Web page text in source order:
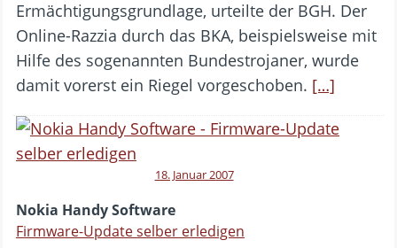
Ermächtigungsgrundlage, urteilte der BGH. Der
Online-Razzia durch das BKA, beispielsweise mit
Hilfe des sogenannten Bundestrojaner, wurde
damit vorerst ein Riegel vorgeschoben. […]
18. Januar 2007
Nokia Handy Software
Firmware-Update selber erledigen